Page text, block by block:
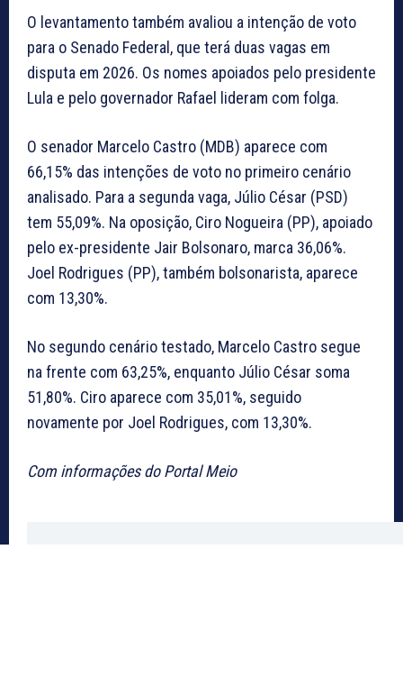
O levantamento também avaliou a intenção de voto
para o Senado Federal, que terá duas vagas em
disputa em 2026. Os nomes apoiados pelo presidente
Lula e pelo governador Rafael lideram com folga.
O senador Marcelo Castro (MDB) aparece com
66,15% das intenções de voto no primeiro cenário
analisado. Para a segunda vaga, Júlio César (PSD)
tem 55,09%. Na oposição, Ciro Nogueira (PP), apoiado
pelo ex-presidente Jair Bolsonaro, marca 36,06%.
Joel Rodrigues (PP), também bolsonarista, aparece
com 13,30%.
No segundo cenário testado, Marcelo Castro segue
na frente com 63,25%, enquanto Júlio César soma
51,80%. Ciro aparece com 35,01%, seguido
novamente por Joel Rodrigues, com 13,30%.
Com informações do Portal Meio